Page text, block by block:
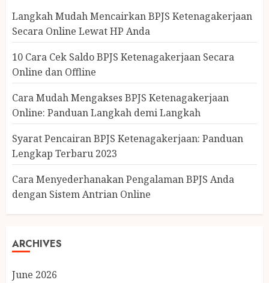
Langkah Mudah Mencairkan BPJS Ketenagakerjaan
Secara Online Lewat HP Anda
10 Cara Cek Saldo BPJS Ketenagakerjaan Secara
Online dan Offline
Cara Mudah Mengakses BPJS Ketenagakerjaan
Online: Panduan Langkah demi Langkah
Syarat Pencairan BPJS Ketenagakerjaan: Panduan
Lengkap Terbaru 2023
Cara Menyederhanakan Pengalaman BPJS Anda
dengan Sistem Antrian Online
ARCHIVES
June 2026